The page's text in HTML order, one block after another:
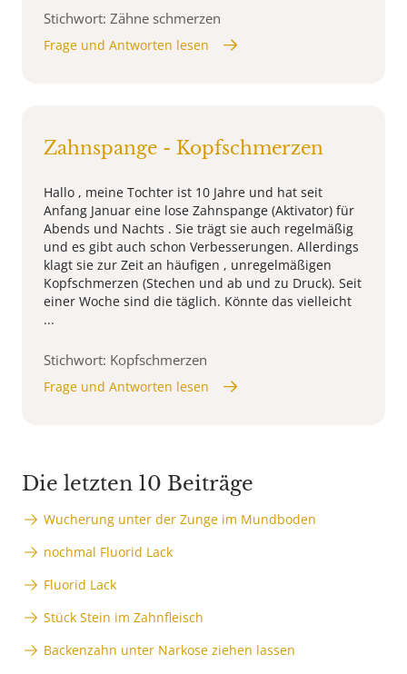
Stichwort: Zähne schmerzen
Frage und Antworten lesen
Zahnspange - Kopfschmerzen
Hallo , meine Tochter ist 10 Jahre und hat seit
Anfang Januar eine lose Zahnspange (Aktivator) für
Abends und Nachts . Sie trägt sie auch regelmäßig
und es gibt auch schon Verbesserungen. Allerdings
klagt sie zur Zeit an häufigen , unregelmäßigen
Kopfschmerzen (Stechen und ab und zu Druck). Seit
einer Woche sind die täglich. Könnte das vielleicht
...
Stichwort: Kopfschmerzen
Frage und Antworten lesen
Die letzten 10 Beiträge
Wucherung unter der Zunge im Mundboden
nochmal Fluorid Lack
Fluorid Lack
Stück Stein im Zahnfleisch
Backenzahn unter Narkose ziehen lassen